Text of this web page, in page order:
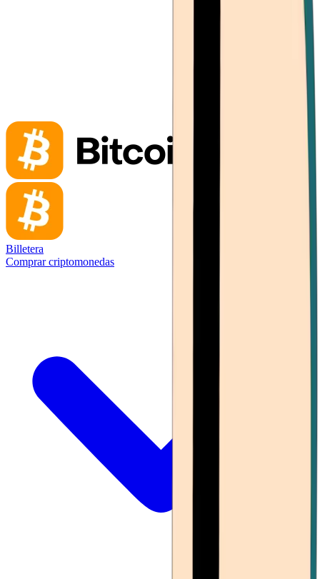
Billetera
Comprar criptomonedas